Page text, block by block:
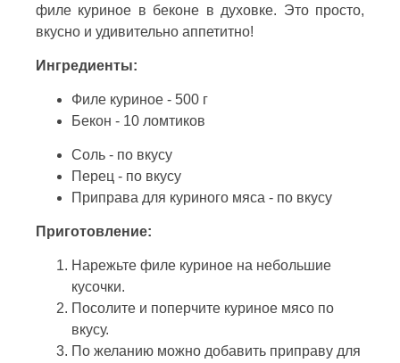
филе куриное в беконе в духовке. Это просто,
вкусно и удивительно аппетитно!
Ингредиенты:
Филе куриное - 500 г
Бекон - 10 ломтиков
Соль - по вкусу
Перец - по вкусу
Приправа для куриного мяса - по вкусу
Приготовление:
Нарежьте филе куриное на небольшие
кусочки.
Посолите и поперчите куриное мясо по
вкусу.
По желанию можно добавить приправу для